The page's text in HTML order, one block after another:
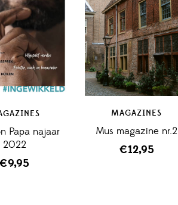
Papa najaar
2022
€9,95
MAGAZINES
Mus magazine nr.2
€12,95